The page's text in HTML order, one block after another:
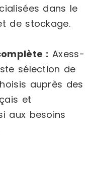
dans le
de stockage.
: Axess-
sélection de
auprès des
et
aux besoins